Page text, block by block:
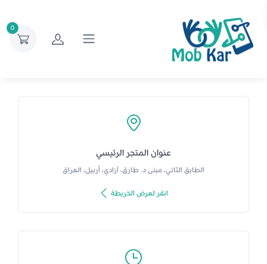
0
عنوان المتجر الرئيسي
الطابق الثاني، مبنى د. طارق، آزادي، أربيل، العراق
انقر لعرض الخريطة